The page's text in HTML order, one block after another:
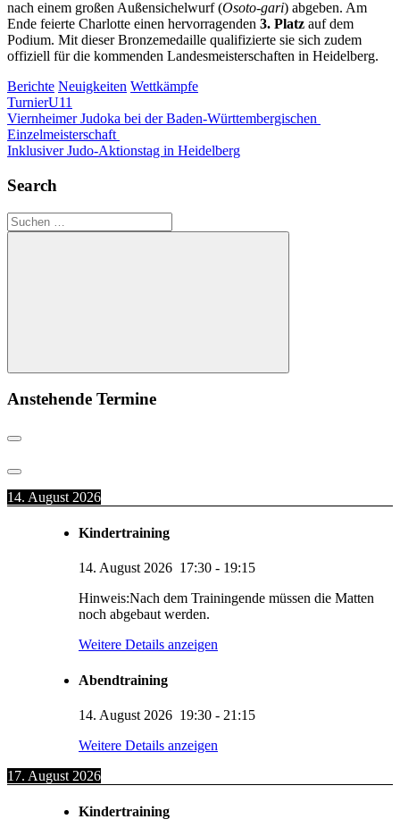
nach einem großen Außensichelwurf (Osoto-gari) abgeben. Am
Ende feierte Charlotte einen hervorragenden 3. Platz auf dem
Podium. Mit dieser Bronzemedaille qualifizierte sie sich zudem
offiziell für die kommenden Landesmeisterschaften in Heidelberg.
Berichte Neuigkeiten Wettkämpfe
TurnierU11
Beitragsnavigation
Vorheriger
Beitrag:
Viernheimer Judoka bei der Baden-Württembergischen
Einzelmeisterschaft
Nächster
Inklusiver Judo-Aktionstag in Heidelberg
Search
Suchen
nach:
Suchen
Anstehende Termine
14. August 2026
Kindertraining
14. August 2026 17:30 - 19:15
Hinweis:Nach dem Trainingende müssen die Matten
noch abgebaut werden.
Weitere Details anzeigen
Abendtraining
14. August 2026 19:30 - 21:15
Weitere Details anzeigen
17. August 2026
Kindertraining